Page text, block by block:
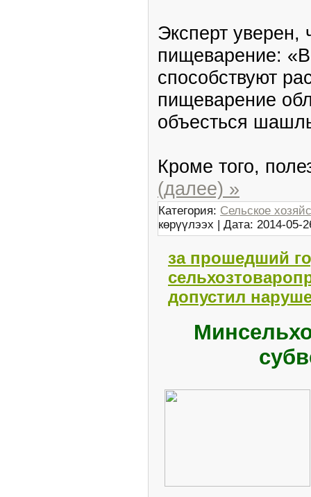
Эксперт уверен,
пищеварение:
способствуют
пищеварение
объесться
Кроме того,
(далее) »
Категория: Сельское
көрүүлээх | Дата: 2014-05-
за прошедший
допустил